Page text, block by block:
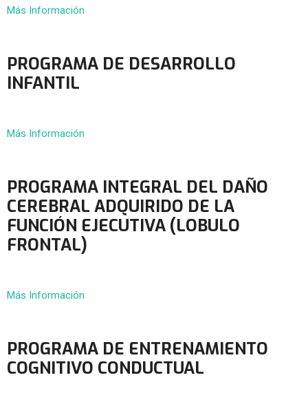
Más Información
PROGRAMA DE DESARROLLO
INFANTIL
Más Información
PROGRAMA INTEGRAL DEL DAÑO
CEREBRAL ADQUIRIDO DE LA
FUNCIÓN EJECUTIVA (LOBULO
FRONTAL)
Más Información
PROGRAMA DE ENTRENAMIENTO
COGNITIVO CONDUCTUAL